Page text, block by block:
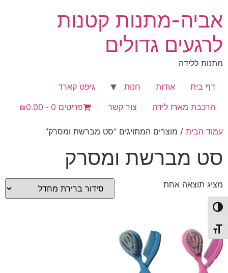
הפעל/כבה ניגודיות גבוהה
מתג גודל גופן
לתוכן
אביה-מתנות קטנות
לרגעים גדולים
מתנות ללידה
דף בית אודות חנות
גיפט קארד
הרכבת מארז לידה
צור קשר פריטים 0 ₪0.00
עמוד הבית / מוצרים המתויגים “סט מברשת ומסרק”
סט מברשת ומסרק
מציג תוצאה אחת